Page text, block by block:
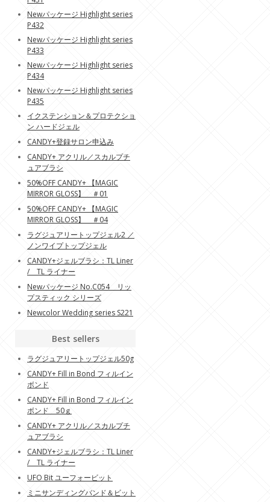
Newパッケージ Highlight series
P432
Newパッケージ Highlight series
P433
Newパッケージ Highlight series
P434
Newパッケージ Highlight series
P435
イクステンション＆プロテクショ
ン ハードジェル
CANDY+登録サロン申込み
CANDY+ アクリル／スカルプチ
ュアブラシ
50%OFF CANDY+ 【MAGIC
MIRROR GLOSS】 ＃01
50%OFF CANDY+ 【MAGIC
MIRROR GLOSS】 ＃04
ラグジュアリートップジェル2 ／
ノンワイプトップジェル
CANDY+ジェルブラシ：TL Liner
/ TL ライナー
Newパッケージ No.C054 リッ
プスティック シリーズ
Newcolor Wedding series S221
Best sellers
ラグジュアリートップジェル50g
CANDY+ Fill in Bond フィルイン
ボンド
CANDY+ Fill in Bond フィルイン
ボンド 50ｇ
CANDY+ アクリル／スカルプチ
ュアブラシ
CANDY+ジェルブラシ：TL Liner
/ TL ライナー
UFO Bit ユーフォービット
ミニサンディングバンド＆ビット